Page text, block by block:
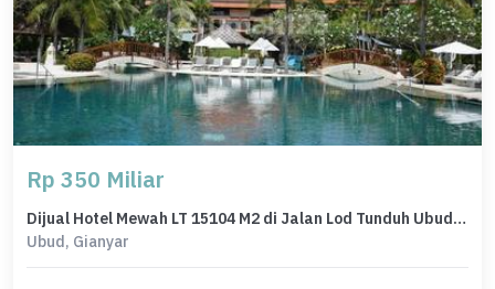
Rp 350 Miliar
Dijual Hotel Mewah LT 15104 M2 di Jalan Lod Tunduh Ubud Bali
Ubud, Gianyar